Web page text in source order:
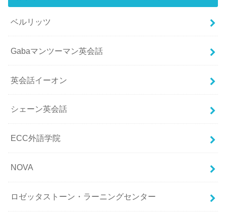
ベルリッツ
Gabaマンツーマン英会話
英会話イーオン
シェーン英会話
ECC外語学院
NOVA
ロゼッタストーン・ラーニングセンター